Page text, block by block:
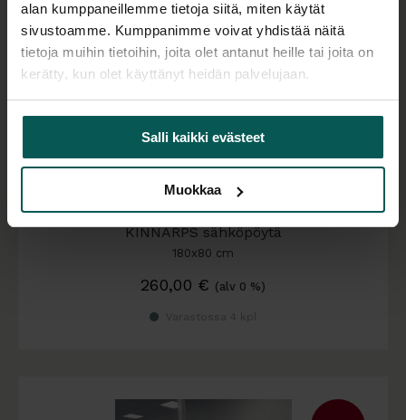
alan kumppaneillemme tietoja siitä, miten käytät
sivustoamme. Kumppanimme voivat yhdistää näitä
tietoja muihin tietoihin, joita olet antanut heille tai joita on
kerätty, kun olet käyttänyt heidän palvelujaan.
Salli kaikki evästeet
Muokkaa
Käytetty
KINNARPS sähköpöytä
180x80 cm
260,00 € (alv 0 %)